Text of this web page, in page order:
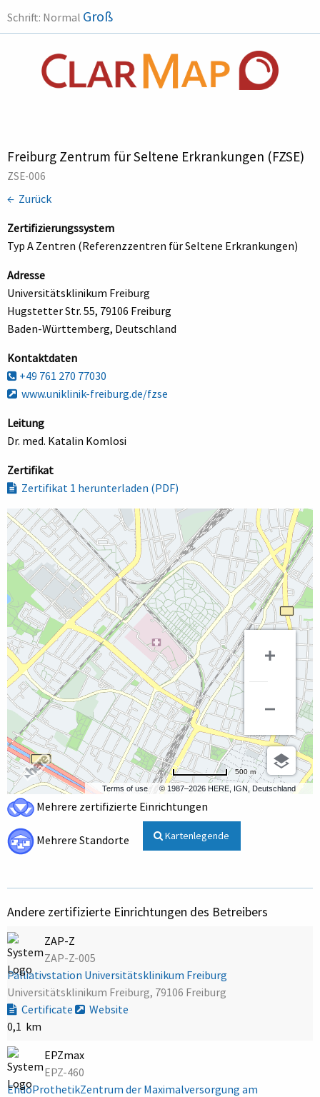
Schrift: Normal Groß
Freiburg Zentrum für Seltene Erkrankungen (FZSE)
ZSE-006
← Zurück
Zertifizierungssystem
Typ A Zentren (Referenzzentren für Seltene Erkrankungen)
Adresse
Universitätsklinikum Freiburg
Hugstetter Str. 55, 79106 Freiburg
Baden-Württemberg, Deutschland
Kontaktdaten
+49 761 270 77030
www.uniklinik-freiburg.de/fzse
Leitung
Dr. med. Katalin Komlosi
Zertifikat
Zertifikat 1 herunterladen (PDF)
Terms of use © 1987–2026 HERE, IGN, Deutschland
500 m
Mehrere zertifizierte Einrichtungen
Mehrere Standorte Kartenlegende
Andere zertifizierte Einrichtungen des Betreibers
ZAP-Z
ZAP-Z-005
Palliativstation Universitätsklinikum Freiburg
Universitätsklinikum Freiburg, 79106 Freiburg
Certificate
Website
0,1 km
EPZmax
EPZ-460
EndoProthetikZentrum der Maximalversorgung am